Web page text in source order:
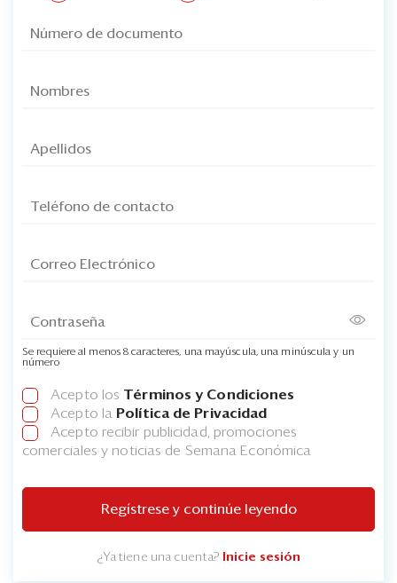
Se requiere al menos 8 caracteres, una mayúscula, una minúscula y un
número
Acepto los Términos y Condiciones
Acepto la Política de Privacidad
Acepto recibir publicidad, promociones
comerciales y noticias de Semana Económica
Regístrese y continúe leyendo
¿Ya tiene una cuenta? Inicie sesión